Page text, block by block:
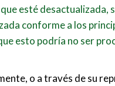
esté
conforme a los
esto podría no ser
o a través de su